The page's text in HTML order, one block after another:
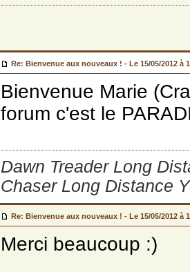
Re: Bienvenue aux nouveaux ! - Le 15/05/2012 à
Bienvenue Marie
forum c'est le
Dawn Treader Long
Chaser Long Distance
Re: Bienvenue aux nouveaux ! - Le 15/05/2012 à
Merci beaucoup :)